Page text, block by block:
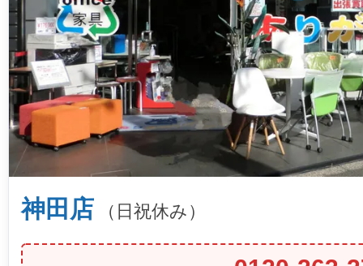
神田店 （日祝休み）